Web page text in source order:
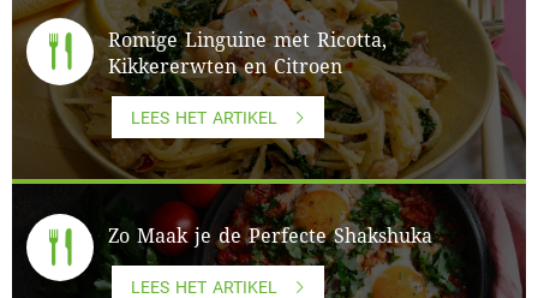
Romige Linguine met Ricotta,
Kikkererwten en Citroen
LEES HET ARTIKEL
Zo Maak je de Perfecte Shakshuka
LEES HET ARTIKEL